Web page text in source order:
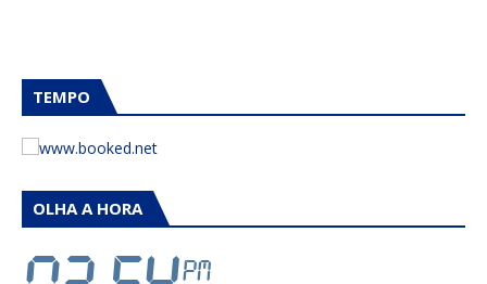
TEMPO
OLHA A HORA